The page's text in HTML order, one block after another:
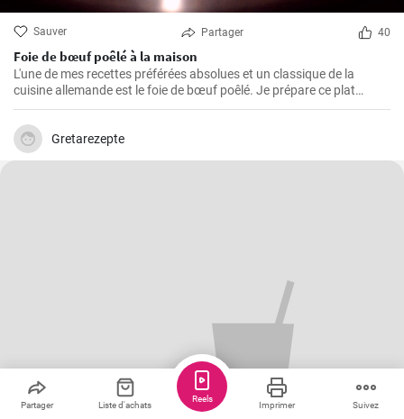
Sauver Partager 40
Foie de bœuf poêlé à la maison
L'une de mes recettes préférées absolues et un classique de la
cuisine allemande est le foie de bœuf poêlé. Je prépare ce plat
depuis des années dans ma propre cuisine et j'ai fait de petits
ajustements au fil du temps pour le perfectionner. Je suis très
heureux de le partager ici avec vous.
Gretarezepte
Partager Liste d'achats Imprimer Suivez
Reels